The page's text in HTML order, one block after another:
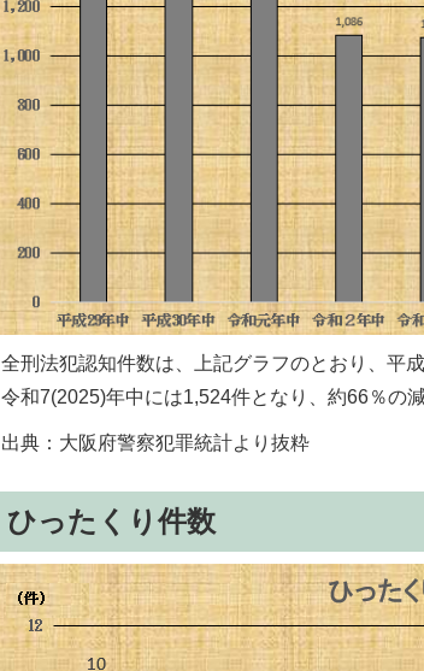
全刑法犯認知件数は、上記グラフのとおり、平
令和7(2025)年中には1,524件となり、約66％の
出典：大阪府警察犯罪統計より抜粋
ひったくり件数